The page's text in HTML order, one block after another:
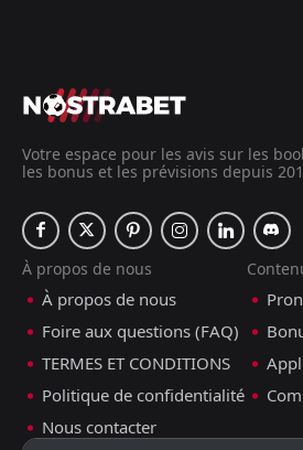
Votre espace pour les avis sur les
les bonus et les prévisions depuis
À propos de nous
À propos de nous
Foire aux questions (FAQ)
TERMES ET CONDITIONS
Politique de confidentialité
Nous contacter